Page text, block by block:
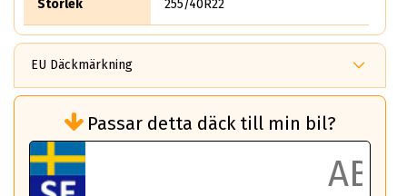
Storlek 255/40R22
EU Däckmärkning
bränsleförbrukningen)
Det ska vara en betygsskala från klass A
till G för rullmotstånd.
Ett klass A däck kommer ha 6,5% bättre
Passar detta däck till min bil?